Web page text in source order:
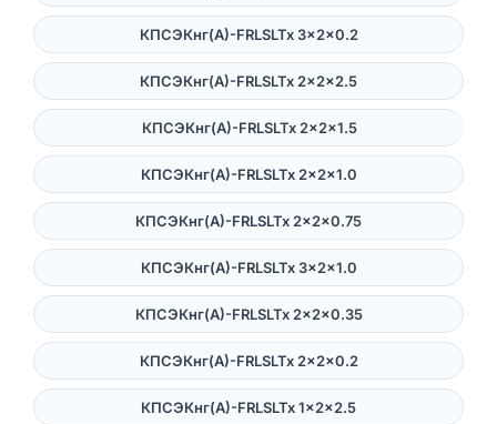
КПСЭКнг(А)-FRLSLTx 3×2×0.2
КПСЭКнг(А)-FRLSLTx 2×2×2.5
КПСЭКнг(А)-FRLSLTx 2×2×1.5
КПСЭКнг(А)-FRLSLTx 2×2×1.0
КПСЭКнг(А)-FRLSLTx 2×2×0.75
КПСЭКнг(А)-FRLSLTx 3×2×1.0
КПСЭКнг(А)-FRLSLTx 2×2×0.35
КПСЭКнг(А)-FRLSLTx 2×2×0.2
КПСЭКнг(А)-FRLSLTx 1×2×2.5